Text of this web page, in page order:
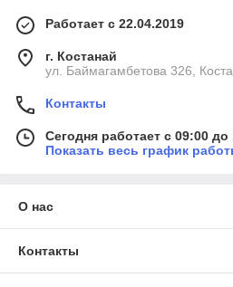
Работает с 22.04.2019
г. Костанай
ул. Баймагамбетова 326,
Контакты
Сегодня работает с 09:00 до
Показать весь график
О нас
Контакты